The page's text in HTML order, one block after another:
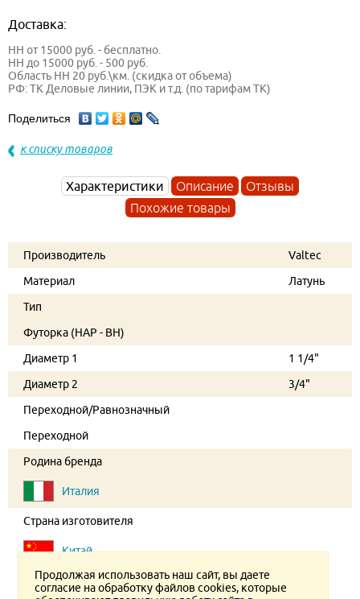
Доставка:
НН от 15000 руб. - бесплатно.
НН до 15000 руб. - 500 руб.
Область НН 20 руб.\км. (скидка от объема)
РФ: ТК Деловые линии, ПЭК и т.д. (по тарифам ТК)
Поделиться
к списку товаров
Характеристики Описание
Отзывы
Похожие товары
Производитель
Valtec
Материал
Латунь
Тип
Футорка (НАР - ВН)
Диаметр 1
1 1/4"
Диаметр 2
3/4"
Переходной/Равнозначный
Переходной
Родина бренда
Италия
Страна изготовителя
Китай
Продолжая использовать наш сайт, вы даете
согласие на обработку файлов cookies, которые